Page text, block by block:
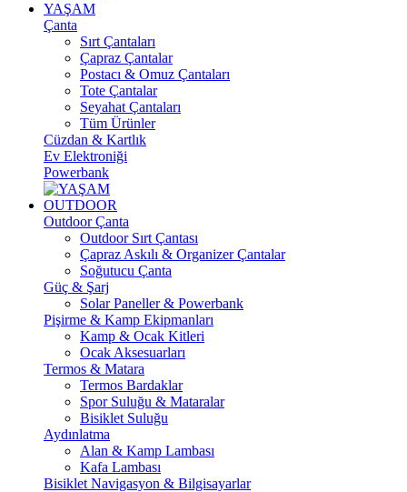
YAŞAM
Çanta
Sırt Çantaları
Çapraz Çantalar
Postacı & Omuz Çantaları
Tote Çantalar
Seyahat Çantaları
Tüm Ürünler
Cüzdan & Kartlık
Ev Elektroniği
Powerbank
OUTDOOR
Outdoor Çanta
Outdoor Sırt Çantası
Çapraz Askılı & Organizer Çantalar
Soğutucu Çanta
Güç & Şarj
Solar Paneller & Powerbank
Pişirme & Kamp Ekipmanları
Kamp & Ocak Kitleri
Ocak Aksesuarları
Termos & Matara
Termos Bardaklar
Spor Suluğu & Mataralar
Bisiklet Suluğu
Aydınlatma
Alan & Kamp Lambası
Kafa Lambası
Bisiklet Navigasyon & Bilgisayarlar